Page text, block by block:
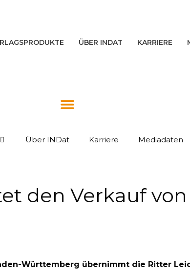
ÜBER INDAT KARRIERE
Über INDat Karriere Mediadaten
den Verkauf
Württemberg übernimmt die Ritter